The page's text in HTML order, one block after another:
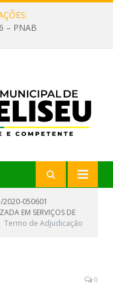
– PNAB
2020-050601
EM SERVIÇOS DE
Termo de Adjudicação
0